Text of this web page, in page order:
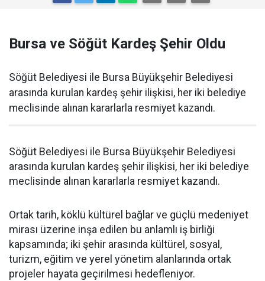
Bursa ve Söğüt Kardeş Şehir Oldu
Söğüt Belediyesi ile Bursa Büyükşehir Belediyesi
arasında kurulan kardeş şehir ilişkisi, her iki belediye
meclisinde alınan kararlarla resmiyet kazandı.
Söğüt Belediyesi ile Bursa Büyükşehir Belediyesi
arasında kurulan kardeş şehir ilişkisi, her iki belediye
meclisinde alınan kararlarla resmiyet kazandı.
Ortak tarih, köklü kültürel bağlar ve güçlü medeniyet
mirası üzerine inşa edilen bu anlamlı iş birliği
kapsamında; iki şehir arasında kültürel, sosyal,
turizm, eğitim ve yerel yönetim alanlarında ortak
projeler hayata geçirilmesi hedefleniyor.